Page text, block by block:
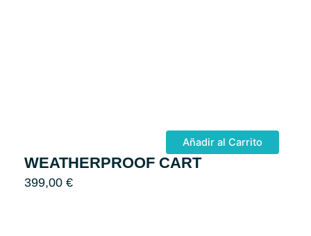
Añadir al Carrito
WEATHERPROOF CART
399,00 €